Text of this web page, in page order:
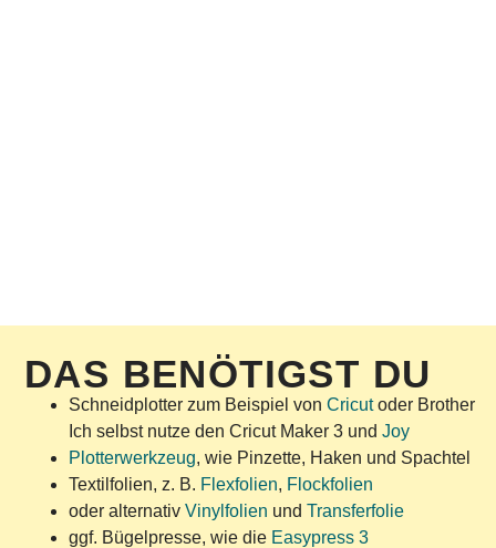
DAS BENÖTIGST DU
Schneidplotter zum Beispiel von Cricutoder Brother
Ich selbst nutze den Cricut Maker 3 und Joy
Plotterwerkzeug, wie Pinzette, Haken und Spachtel
Textilfolien, z. B. Flexfolien, Flockfolien
oder alternativ Vinylfolien und Transferfolie
ggf. Bügelpresse, wie die Easypress 3